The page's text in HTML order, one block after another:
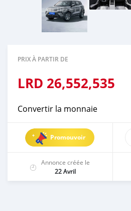
PRIX À PARTIR DE
LRD 26,552,535
Convertir la monnaie
Promouvoir
Annonce créée le
22 Avril